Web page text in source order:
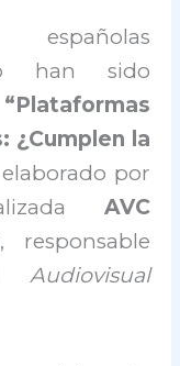
han sido
“Plataformas
¿Cumplen la
elaborado por
AVC
, responsable
Audiovisual